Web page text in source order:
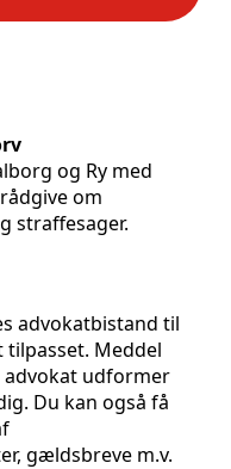
og Ry med
om
straffesager.
advokatbistand til
Meddel
advokat udformer
Du kan også få
gældsbreve m.v.